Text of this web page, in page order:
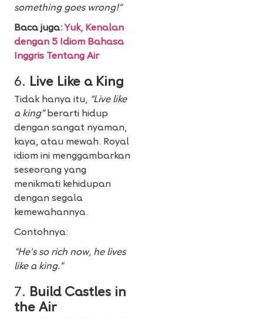
something goes wrong!”
Baca juga: Yuk, Kenalan
dengan 5 Idiom Bahasa
Inggris Tentang Air
6. Live Like a King
Tidak hanya itu, “Live like
a king”berarti hidup
dengan sangat nyaman,
kaya, atau mewah. Royal
idiom ini menggambarkan
seseorang yang
menikmati kehidupan
dengan segala
kemewahannya.
Contohnya:
“He’s so rich now, he lives
like a king.”
7. Build Castles in
the Air